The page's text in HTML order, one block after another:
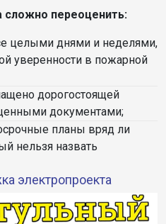
переоценить:
целыми днями и неделями,
уверенности в пожарной
дорогостоящей
документами;
планы вряд ли
нельзя назвать
электропроекта